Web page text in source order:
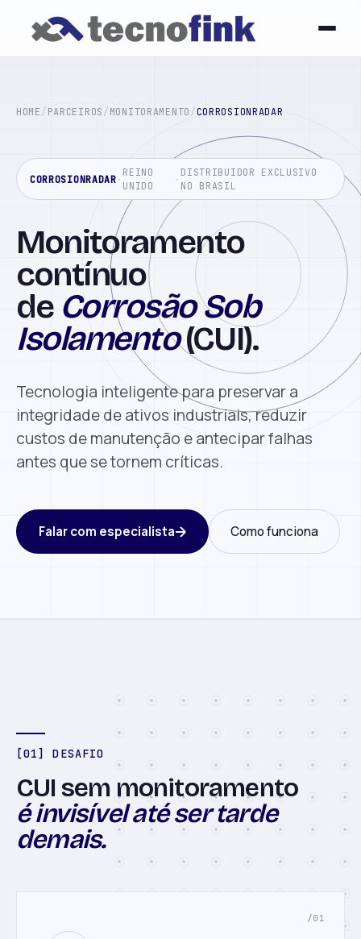
HOME/PARCEIROS/MONITORAMENTO/CORROSIONRADAR
CORROSIONRADAR ·
REINO
UNIDO
·
DISTRIBUIDOR EXCLUSIVO
NO BRASIL
Monitoramento
contínuo
de Corrosão Sob
Isolamento(CUI).
Tecnologia inteligente para preservar a
integridade de ativos industriais, reduzir
custos de manutenção e antecipar falhas
antes que se tornem críticas.
Falar com especialista Como funciona
[01] DESAFIO
CUI sem monitoramento
é invisível até ser tarde
demais.
/01